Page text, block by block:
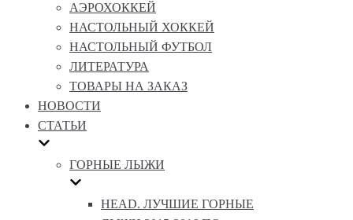
АЭРОХОККЕЙ
НАСТОЛЬНЫЙ ХОККЕЙ
НАСТОЛЬНЫЙ ФУТБОЛ
ЛИТЕРАТУРА
ТОВАРЫ НА ЗАКАЗ
НОВОСТИ
СТАТЬИ
ГОРНЫЕ ЛЫЖИ
HEAD. ЛУЧШИЕ ГОРНЫЕ